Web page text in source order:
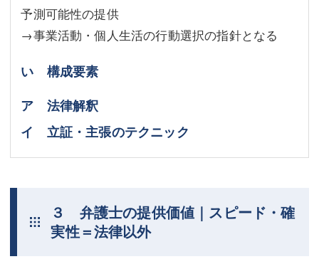
予測可能性の提供
→事業活動・個人生活の行動選択の指針となる
い 構成要素
ア 法律解釈
イ 立証・主張のテクニック
３ 弁護士の提供価値｜スピード・確
実性＝法律以外